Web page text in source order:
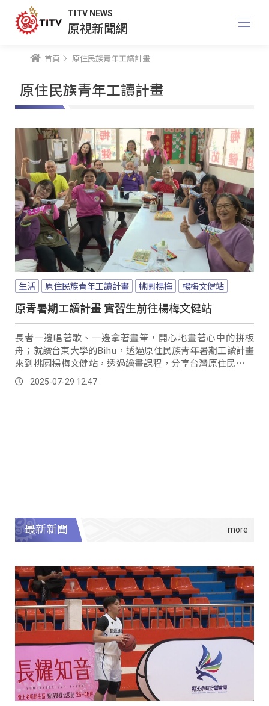
TITV NEWS
原視新聞網
首頁 原住民族青年工讀計畫
原住民族青年工讀計畫
生活 原住民族青年工讀計畫 桃園楊梅 楊梅文健站
原青暑期工讀計畫 實習生前往楊梅文健站
長者一邊唱著歌、一邊拿著畫筆，開心地畫著心中的拼板
舟；就讀台東大學的Bihu，透過原住民族青年暑期工讀計畫
來到桃園楊梅文健站，透過繪畫課程，分享台灣原住民族的
多元樣貌。
2025-07-29 12:47
最新新聞